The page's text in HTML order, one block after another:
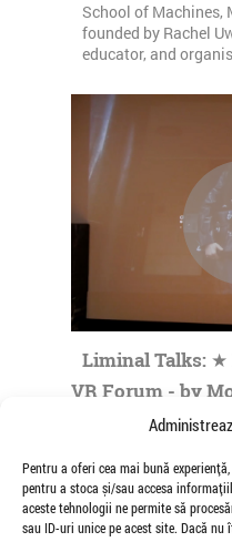
Pentru a oferi cea mai bună
pentru a stoca și/sau accesa
aceste tehnologii ne permite să
sau ID-uri unice pe acest site. Dacă
School of Machines,
founded by Rachel
educator, and
Liminal Talks: ★
VR Forum - by
de Veioza Arte
where she made her
visual